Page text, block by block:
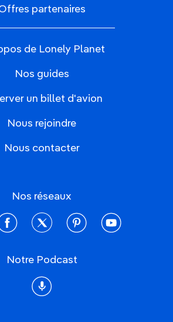
partenaires
de Lonely Planet
Nos guides
un billet d'avion
Nous rejoindre
Nous contacter
Nos réseaux
twitter pinterestyoutube
Notre Podcast
Podcast